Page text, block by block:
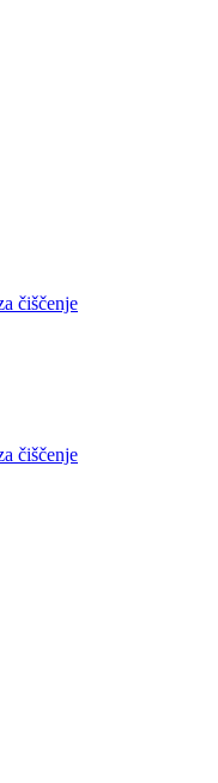
čiščenje
čiščenje